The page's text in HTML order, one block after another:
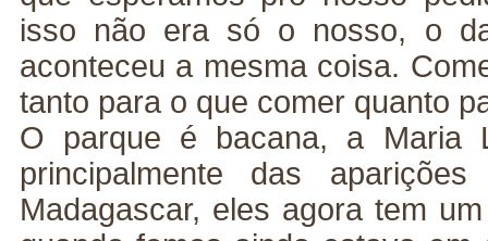
isso não era só o nosso, o
aconteceu a mesma coisa.
tanto para o que comer quanto
O parque é bacana, a Maria
principalmente das
Madagascar, eles agora tem